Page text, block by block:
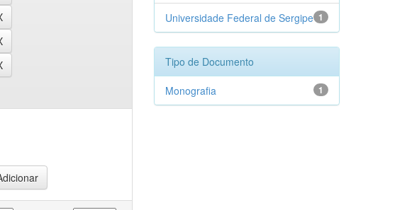
1
Universidade Federal de Sergipe
Tipo de Documento
1
Monografia